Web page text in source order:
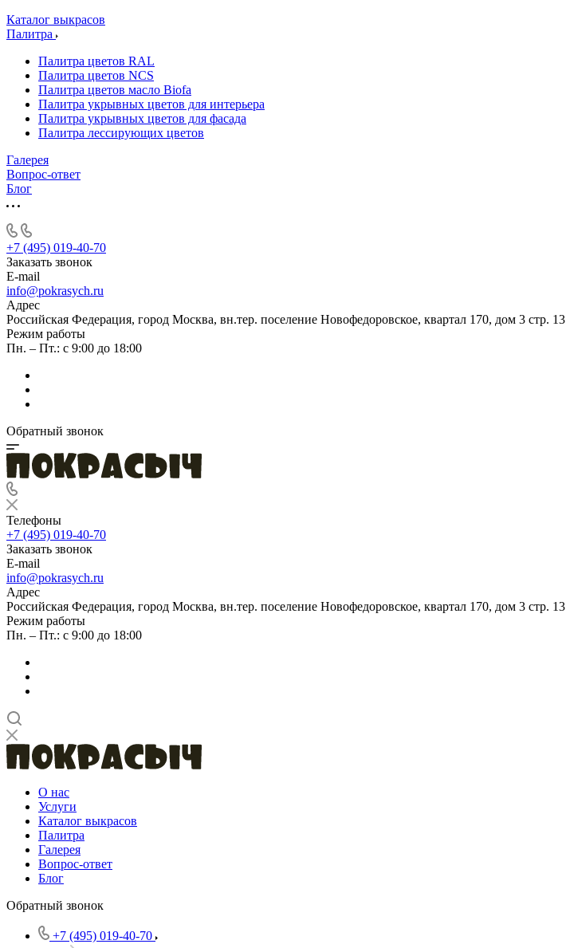
Каталог выкрасов
Палитра
Палитра цветов RAL
Палитра цветов NCS
Палитра цветов масло Biofa
Палитра укрывных цветов для интерьера
Палитра укрывных цветов для фасада
Палитра лессирующих цветов
Галерея
Вопрос-ответ
Блог
+7 (495) 019-40-70
Заказать звонок
E-mail
info@pokrasych.ru
Адрес
Российская Федерация, город Москва, вн.тер. поселение Новофедоровское, квартал 170, дом 3 стр. 13
Режим работы
Пн. – Пт.: с 9:00 до 18:00
Обратный звонок
Телефоны
+7 (495) 019-40-70
Заказать звонок
E-mail
info@pokrasych.ru
Адрес
Российская Федерация, город Москва, вн.тер. поселение Новофедоровское, квартал 170, дом 3 стр. 13
Режим работы
Пн. – Пт.: с 9:00 до 18:00
О нас
Услуги
Каталог выкрасов
Палитра
Галерея
Вопрос-ответ
Блог
Обратный звонок
+7 (495) 019-40-70